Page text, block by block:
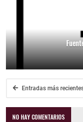
Entradas más
NO HAY COMENTARIOS